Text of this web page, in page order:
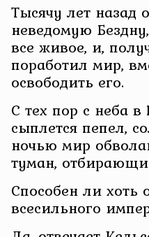
Тысячу лет назад
неведомую
все живое, и,
поработил мир,
освободить его.
С тех пор с неба
сыплется пепел,
ночью мир
туман,
Способен ли хоть
всесильного